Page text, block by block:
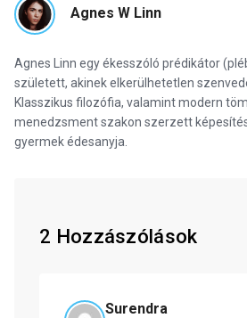
Agnes W Linn
Agnes Linn egy ékesszóló prédikátor
született, akinek elkerülhetetlen
Klasszikus filozófia, valamint modern
menedzsment szakon szerzett
gyermek édesanyja.
2 Hozzászólások
Surendra